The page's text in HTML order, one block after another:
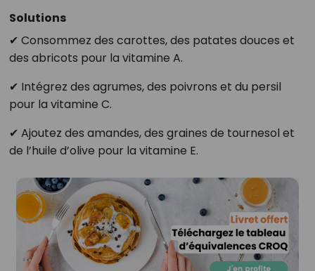
Solutions
✔ Consommez des carottes, des patates douces et
des abricots pour la vitamine A.
✔ Intégrez des agrumes, des poivrons et du persil
pour la vitamine C.
✔ Ajoutez des amandes, des graines de tournesol et
de l’huile d’olive pour la vitamine E.